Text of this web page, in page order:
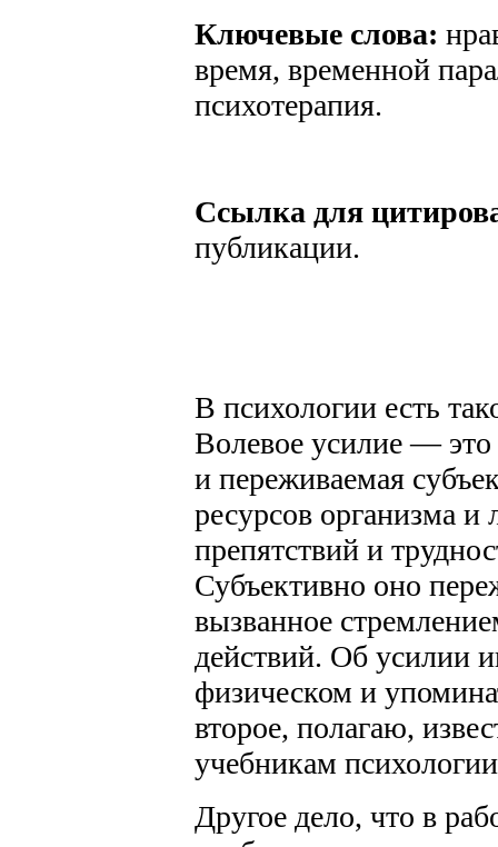
Ключевые слова:
время, временной
психотерапия.
Ссылка для
публикации.
В психологии есть
Волевое усилие —
и переживаемая
ресурсов организма и
препятствий и
Субъективно оно
вызванное
действий. Об усилии
физическом и
второе, полагаю,
учебникам
Другое дело, что в